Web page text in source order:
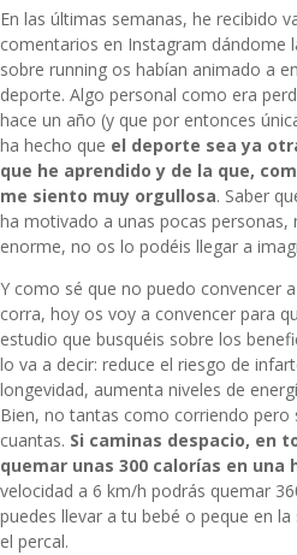
En las últimas semanas, he recibido
comentarios en Instagram dándome
sobre running os habían animado a
deporte. Algo personal como era
hace un año (y que por entonces
ha hecho que el deporte sea ya
que he aprendido y de la que,
me siento muy orgullosa. Saber
ha motivado a unas pocas personas,
enorme, no os lo podéis llegar a
Y como sé que no puedo convencer
corra, hoy os voy a convencer para
estudio que busquéis sobre los
lo va a decir: reduce el riesgo de
longevidad, aumenta niveles de
Bien, no tantas como corriendo pero
cuantas. Si caminas despacio, en
quemar unas 300 calorías en una
velocidad a 6 km/h podrás quemar
puedes llevar a tu bebé o peque en
el percal.